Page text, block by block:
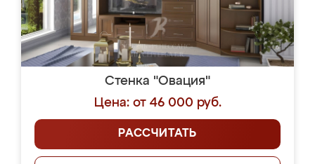
Стенка "Овация"
Цена: от 46 000 руб.
РАССЧИТАТЬ